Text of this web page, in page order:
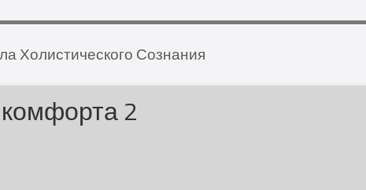
Холистического Сознания
2